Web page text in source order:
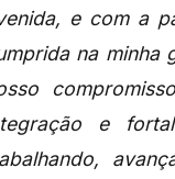
e com a
na minha
e